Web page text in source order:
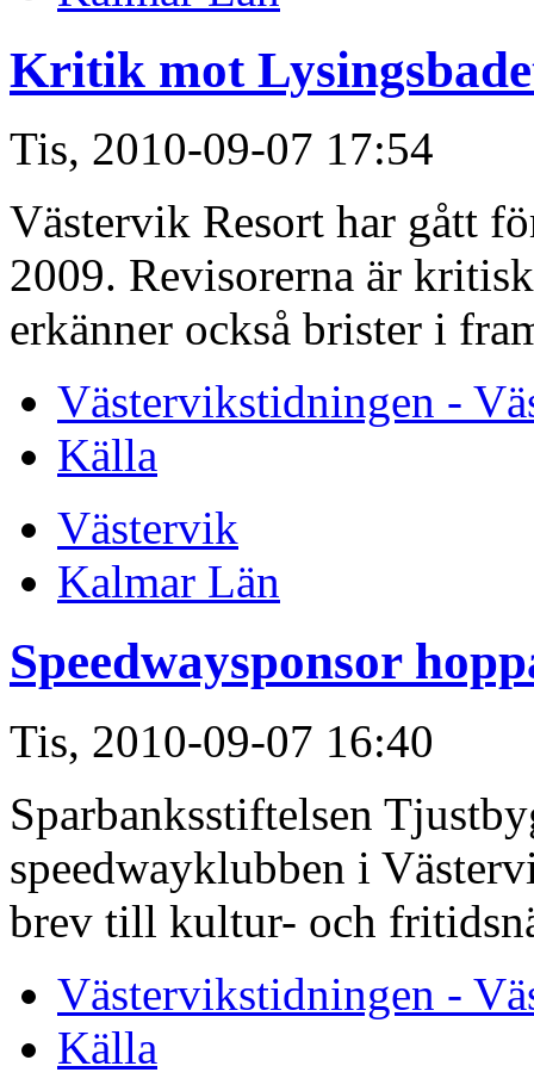
Kritik mot
Tis, 2010-09-07 17:54
Västervik Resort har gått
2009. Revisorerna är
erkänner också brister i
Västervikstidningen -
Källa
Västervik
Kalmar Län
Speedwaysponsor
Tis, 2010-09-07 16:40
Sparbanksstiftelsen
speedwayklubben i
brev till kultur- och
Västervikstidningen -
Källa